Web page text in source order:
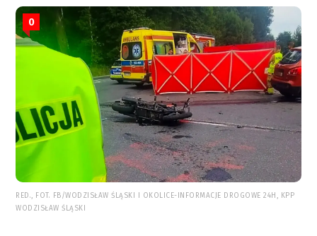
0
RED., FOT. FB/WODZISŁAW ŚLĄSKI I OKOLICE-INFORMACJE DROGOWE 24H, KPP
WODZISŁAW ŚLĄSKI